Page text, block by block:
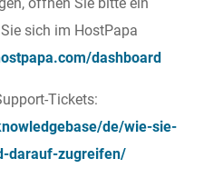
sich im HostPapa
dashboard
Tickets:
de/wie-sie-
darauf-zugreifen/